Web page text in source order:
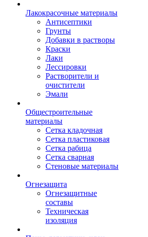
Лакокрасочные материалы
Антисептики
Грунты
Добавки в растворы
Краски
Лаки
Лессировки
Растворители и
очистители
Эмали
Общестроительные
материалы
Сетка кладочная
Сетка пластиковая
Сетка рабица
Сетка сварная
Стеновые материалы
Огнезащита
Огнезащитные
составы
Техническая
изоляция